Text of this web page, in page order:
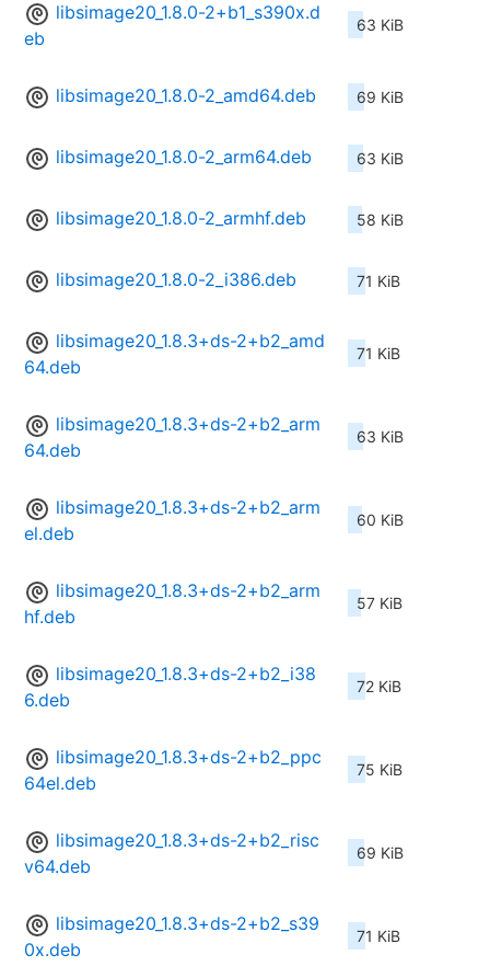
libsimage20_1.8.0-2+b1_s390x.d
eb
63 KiB
libsimage20_1.8.0-2_amd64.deb 69 KiB
libsimage20_1.8.0-2_arm64.deb 63 KiB
libsimage20_1.8.0-2_armhf.deb 58 KiB
libsimage20_1.8.0-2_i386.deb 71 KiB
libsimage20_1.8.3+ds-2+b2_amd
64.deb
71 KiB
libsimage20_1.8.3+ds-2+b2_arm
64.deb
63 KiB
libsimage20_1.8.3+ds-2+b2_arm
el.deb
60 KiB
libsimage20_1.8.3+ds-2+b2_arm
hf.deb
57 KiB
libsimage20_1.8.3+ds-2+b2_i38
6.deb
72 KiB
libsimage20_1.8.3+ds-2+b2_ppc
64el.deb
75 KiB
libsimage20_1.8.3+ds-2+b2_risc
v64.deb
69 KiB
libsimage20_1.8.3+ds-2+b2_s39
0x.deb
71 KiB